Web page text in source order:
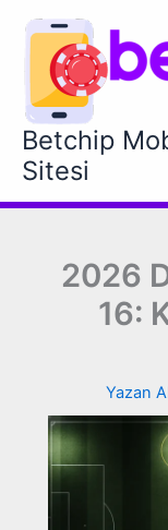
Betchip
Sitesi
2026
16:
Yazan